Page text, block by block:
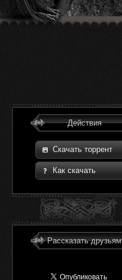
Действия
Скачать торрент
Как скачать
Рассказать друзьям